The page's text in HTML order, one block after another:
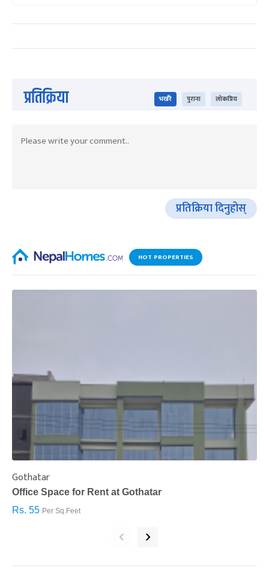
प्रतिक्रिया भर्खरै पुराना लोकप्रिय
प्रतिक्रिया दिनुहोस्
HOT PROPERTIES
Gothatar
Office Space for Rent at Gothatar
Rs. 55 Per Sq.Feet
‹ ›